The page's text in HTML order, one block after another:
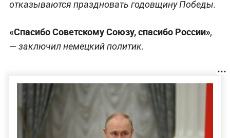
отказываются праздновать годовщину Победы.
«Спасибо Советскому Союзу, спасибо России»,
— заключил немецкий политик.